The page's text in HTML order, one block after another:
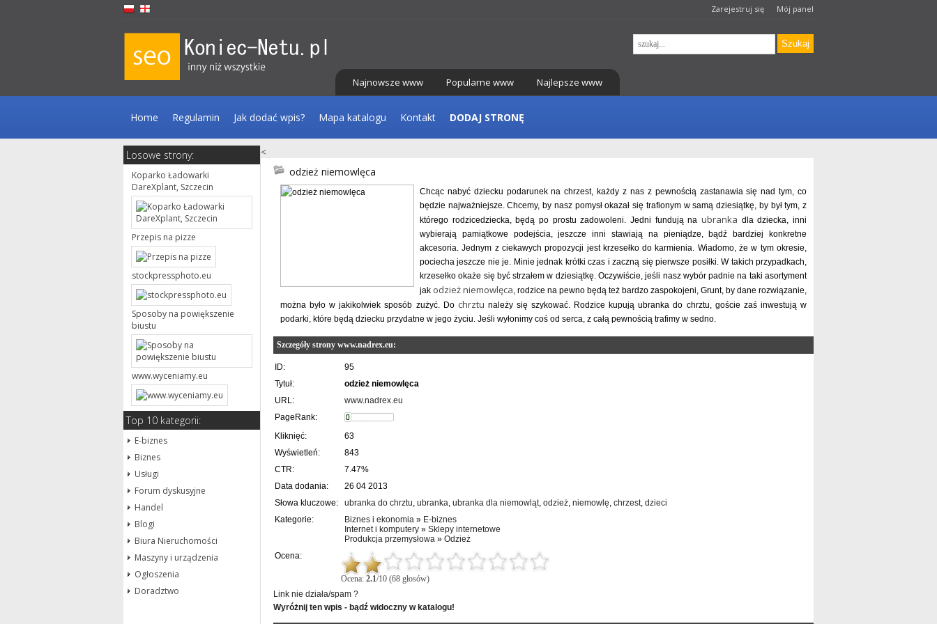
Zarejestruj się Mój panel
Najnowsze www Popularne www Najlepsze www
Home Regulamin Jak dodać wpis? Mapa katalogu Kontakt DODAJ STRONĘ
<
Losowe strony:
Koparko Ładowarki
DareXplant, Szczecin
Przepis na pizze
stockpressphoto.eu
Sposoby na powiększenie
biustu
www.wyceniamy.eu
Top 10 kategorii:
E-biznes
Biznes
Usługi
Forum dyskusyjne
Handel
Blogi
Biura Nieruchomości
Maszyny i urządzenia
Ogłoszenia
Doradztwo
odzież niemowlęca
Chcąc nabyć dziecku podarunek na chrzest, każdy z nas z pewnością zastanawia się nad tym, co
będzie najważniejsze. Chcemy, by nasz pomysł okazał się trafionym w samą dziesiątkę, by był tym, z
którego rodzicedziecka, będą po prostu zadowoleni. Jedni fundują na ubranka dla dziecka, inni
wybierają pamiątkowe podejścia, jeszcze inni stawiają na pieniądze, bądź bardziej konkretne
akcesoria. Jednym z ciekawych propozycji jest krzesełko do karmienia. Wiadomo, że w tym okresie,
pociecha jeszcze nie je. Minie jednak krótki czas i zaczną się pierwsze posiłki. W takich przypadkach,
krzesełko okaże się być strzałem w dziesiątkę. Oczywiście, jeśli nasz wybór padnie na taki asortyment
jak odzież niemowlęca, rodzice na pewno będą też bardzo zaspokojeni, Grunt, by dane rozwiązanie,
można było w jakikolwiek sposób zużyć. Do chrztu należy się szykować. Rodzice kupują ubranka do chrztu, goście zaś inwestują w
podarki, które będą dziecku przydatne w jego życiu. Jeśli wyłonimy coś od serca, z całą pewnością trafimy w sedno.
Szczegóły strony www.nadrex.eu:
ID:
95
Tytuł:
odzież niemowlęca
URL:
www.nadrex.eu
PageRank:
Kliknięć:
63
Wyświetleń:
843
CTR:
7.47%
Data dodania:
26 04 2013
Słowa kluczowe:
ubranka do chrztu, ubranka, ubranka dla niemowląt, odzież, niemowlę, chrzest, dzieci
Kategorie:
Biznes i ekonomia » E-biznes
Internet i komputery » Sklepy internetowe
Produkcja przemysłowa » Odzież
Ocena:
Ocena: 2.1/10 (68 głosów)
Link nie działa/spam ?
Wyróżnij ten wpis - bądź widoczny w katalogu!